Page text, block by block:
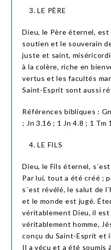
LE PÈRE
Dieu, le Père éternel,
soutien et le souverain
juste et saint,
à la colère, riche en
vertus et les facultés
Saint-Esprit sont aussi
Références bibliques :
; Jn 3.16 ; 1 Jn 4.8 ; 1 Tm
LE FILS
Dieu, le Fils éternel,
Par lui, tout a été créé ;
s´est révélé, le salut de
et le monde est jugé.
véritablement Dieu, il est
véritablement homme,
conçu du Saint-Esprit et
Il a vécu et a été soumis